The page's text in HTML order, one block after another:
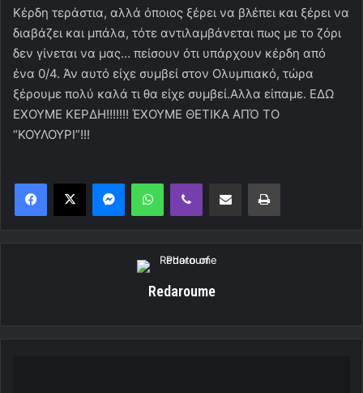
Κέρδη τεράστια, αλλά όποιος ξέρει να βλέπει και ξέρει να
διαβάζει και μπάλα, τότε αντιλαμβάνεται πως με το ζόρι
δεν γίνεται να μας… πείσουν ότι υπάρχουν κέρδη από
ένα 0/4. Άν αυτό είχε συμβεί στον Ολυμπιακό, τώρα
ξέρουμε πολύ καλά τι θα είχε συμβεί.Αλλα είπαμε. ΕΔΩ
ΕΧΟΥΜΕ ΚΕΡΔΗ!!!!!!! ΈΧΟΥΜΕ ΘΕΤΙΚΑ ΑΠΌ ΤΟ
“ΚΟΥΛΟΥΡΙ”!!!
MessengerWhatsAppViber Κοινοποίηση μέσω ηλεκτρονικού ταχυδρομείουΕκτύπωση
Redaroume